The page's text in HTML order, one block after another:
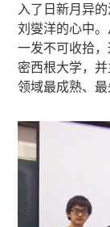
入了日新月异
刘燮洋的心中
一发不可收拾
密西根大学，
领域最成熟、最